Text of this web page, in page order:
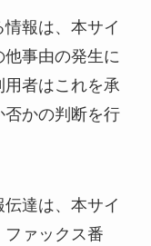
報は、本サイ
他事由の発生に
者はこれを承
かの判断を行
達は、本サイ
ファックス番